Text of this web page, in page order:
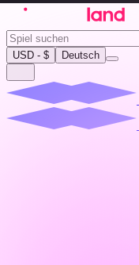
USD - $ Deutsch